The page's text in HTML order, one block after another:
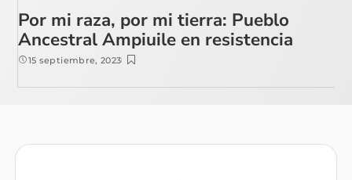
Por mi raza, por mi tierra: Pueblo
Ancestral Ampiuile en resistencia
15 septiembre, 2023